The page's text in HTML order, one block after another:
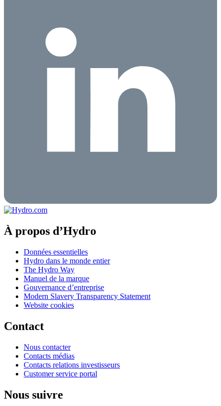
À propos d’Hydro
Données essentielles
Hydro dans le monde entier
The Hydro Way
Manuel de la marque
Gouvernance d’entreprise
Modern Slavery Transparency Statement
Website cookies
Contact
Nous contacter
Contacts médias
Contacts relations investisseurs
Customer service portal
Nous suivre